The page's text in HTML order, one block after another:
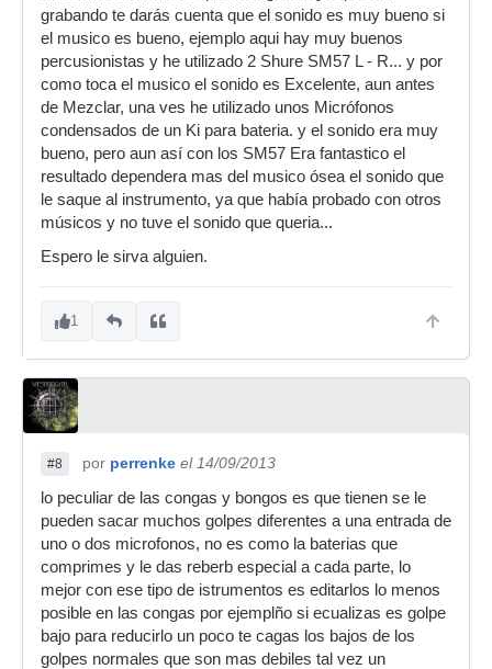
grabando te darás cuenta que el sonido es muy bueno si
el musico es bueno, ejemplo aqui hay muy buenos
percusionistas y he utilizado 2 Shure SM57 L - R... y por
como toca el musico el sonido es Excelente, aun antes
de Mezclar, una ves he utilizado unos Micrófonos
condensados de un Ki para bateria. y el sonido era muy
bueno, pero aun así con los SM57 Era fantastico el
resultado dependera mas del musico ósea el sonido que
le saque al instrumento, ya que había probado con otros
músicos y no tuve el sonido que queria...
Espero le sirva alguien.
1
#8 por perrenke el 14/09/2013
lo peculiar de las congas y bongos es que tienen se le
pueden sacar muchos golpes diferentes a una entrada de
uno o dos microfonos, no es como la baterias que
comprimes y le das reberb especial a cada parte, lo
mejor con ese tipo de istrumentos es editarlos lo menos
posible en las congas por ejemplño si ecualizas es golpe
bajo para reducirlo un poco te cagas los bajos de los
golpes normales que son mas debiles tal vez un